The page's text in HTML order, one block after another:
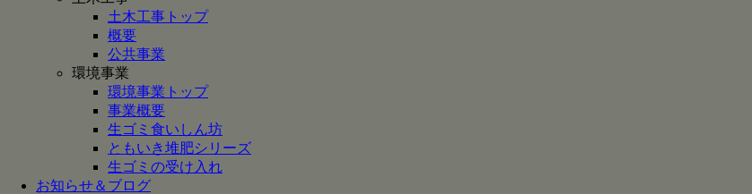
土木工事トップ
概要
公共事業
環境事業
環境事業トップ
事業概要
生ゴミ食いしん坊
ともいき堆肥シリーズ
生ゴミの受け入れ
お知らせ＆ブログ